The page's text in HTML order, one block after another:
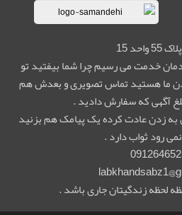
15
خدمت می رسیم چرا شما بیفتید تو
ما هستید تماس تصویری و بعدش هم
آگهی که سفارش دادید .
به زدن عادت کرده یک پیامک هم بزنید
رود ثواب دارد .
لحظه زندگیتان جاری باشد .